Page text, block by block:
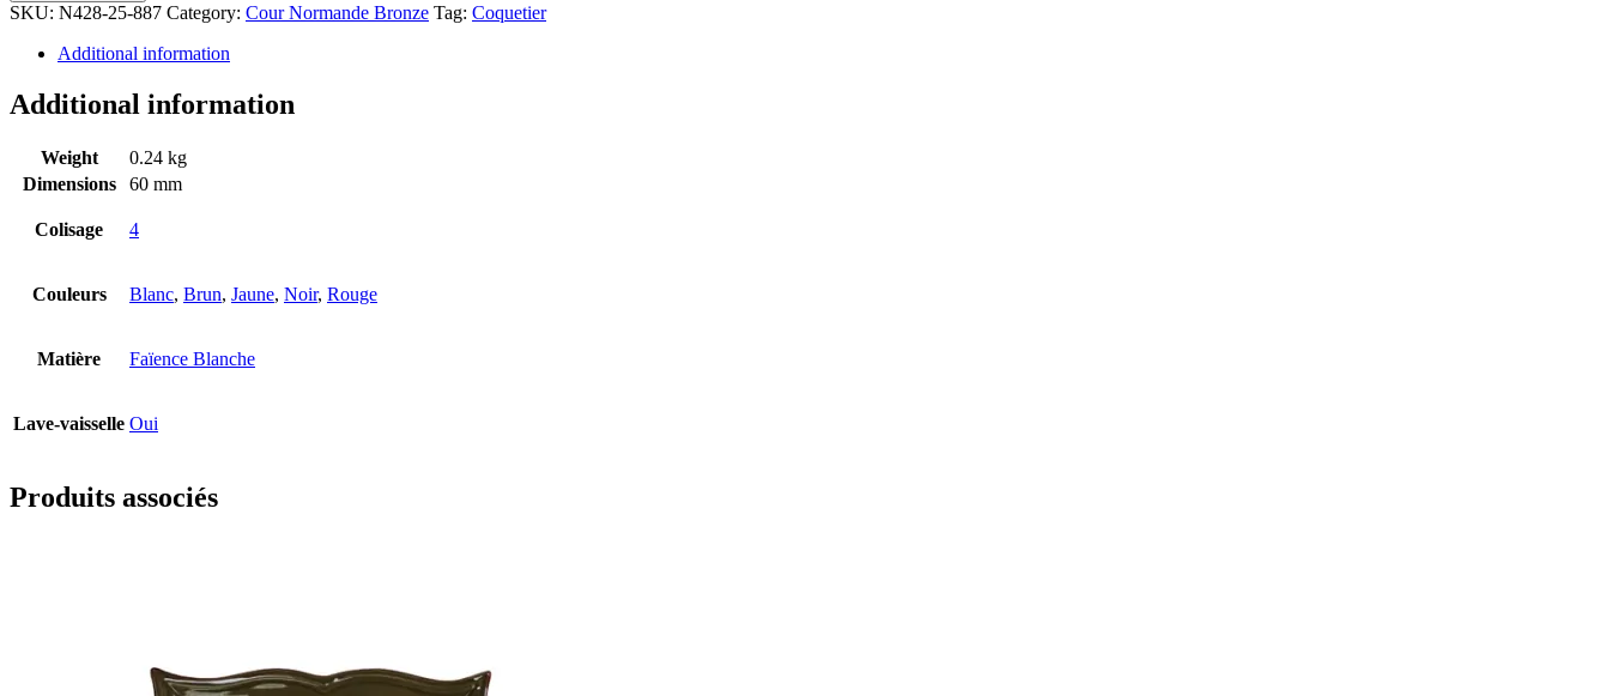
SKU: N428-25-887 Category: Cour Normande Bronze Tag: Coquetier
Additional information
Additional information
Weight
0.24 kg
Dimensions
60 mm
Colisage 4
Couleurs Blanc, Brun, Jaune, Noir, Rouge
Matière Faïence Blanche
Lave-vaisselle Oui
Produits associés